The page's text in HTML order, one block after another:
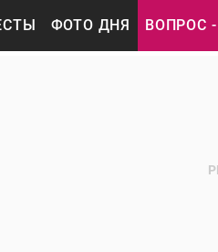
ФОТО ДНЯ ВОПРОС